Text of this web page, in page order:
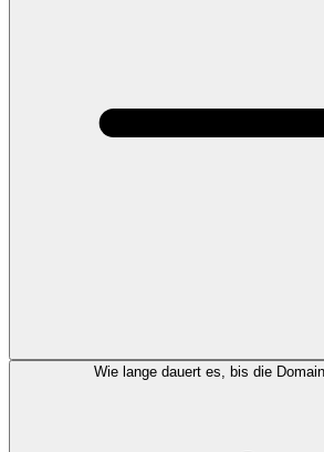
Wie lange dauert es, bis die